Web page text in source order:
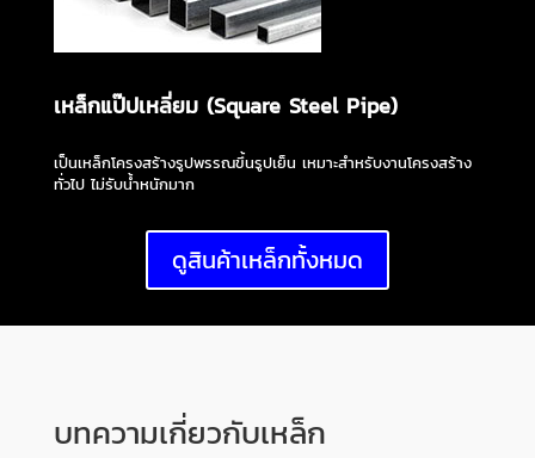
เหล็กแป๊ปเหลี่ยม (Square Steel Pipe)
เป็นเหล็กโครงสร้างรูปพรรณขึ้นรูปเย็น เหมาะสำหรับงานโครงสร้าง
ทั่วไป ไม่รับน้ำหนักมาก
ดูสินค้าเหล็กทั้งหมด
บทความเกี่ยวกับเหล็ก